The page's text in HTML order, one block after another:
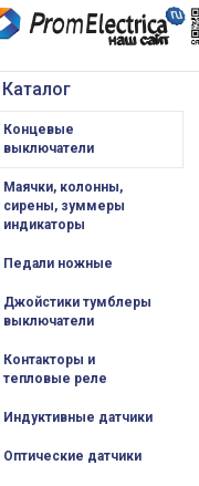
Каталог
Концевые
выключатели
Маячки, колонны,
сирены, зуммеры
индикаторы
Педали ножные
Джойстики тумблеры
выключатели
Контакторы и
тепловые реле
Индуктивные датчики
Оптические датчики